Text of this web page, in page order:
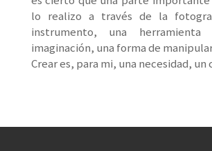
lo realizo a través de la
instrumento, una
imaginación, una forma de
Crear es, para mi, una necesidad, un